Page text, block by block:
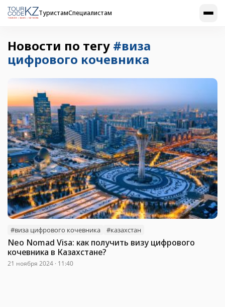
ТуристамСпециалистам
Новости по тегу #виза
цифрового кочевника
#виза цифрового кочевника #казахстан
Neo Nomad Visa: как получить визу цифрового
кочевника в Казахстане?
21 ноября 2024 · 11:40